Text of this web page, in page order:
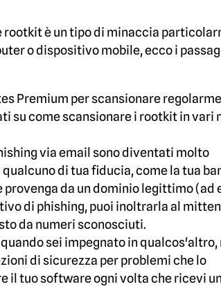
è un tipo di minaccia
o dispositivo mobile, ecco i
Premium per scansionare
su come scansionare i rootkit in vari
via email sono diventati molto
di tua fiducia, come la tua
da un dominio legittimo (ad
di phishing, puoi inoltrarla al
da numeri sconosciuti.
sei impegnato in qualcos'altro,
di sicurezza per problemi che lo
il tuo software ogni volta che ricevi